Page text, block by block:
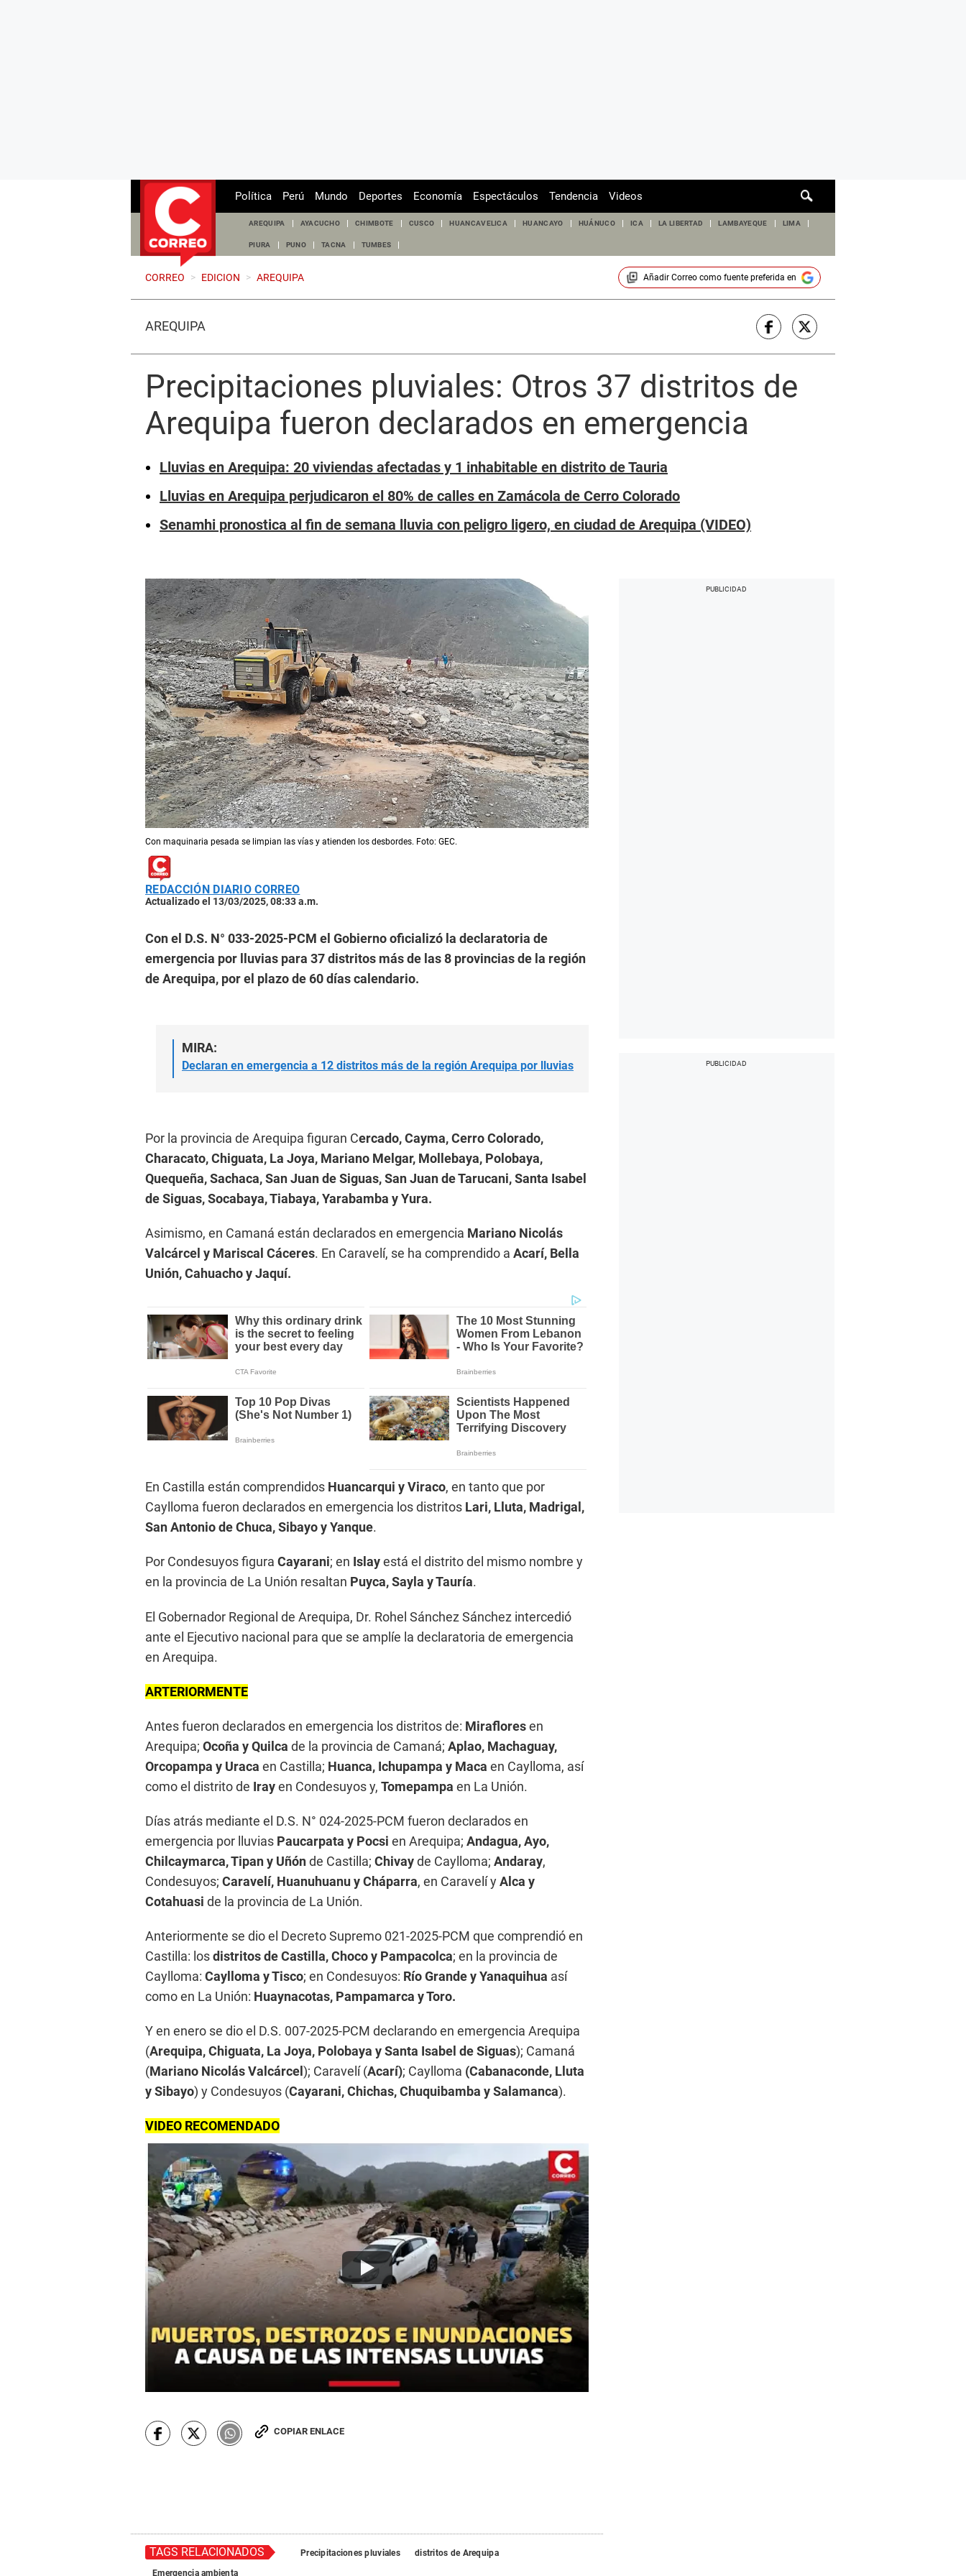
de
Política Perú Mundo Deportes Economía Espectáculos Tendencia Videos
AREQUIPA AYACUCHO CHIMBOTE CUSCO HUANCAVELICA HUANCAYO HUÁNUCO ICA LA LIBERTAD LAMBAYEQUE LIMA
PIURA PUNO TACNA TUMBES
CORREO > EDICION > AREQUIPA Añadir Correocomo fuente preferida en
AREQUIPA
Precipitaciones pluviales: Otros 37 distritos de
Arequipa fueron declarados en emergencia
Lluvias en Arequipa: 20 viviendas afectadas y 1 inhabitable en distrito de Tauria
Lluvias en Arequipa perjudicaron el 80% de calles en Zamácola de Cerro Colorado
Senamhi pronostica al fin de semana lluvia con peligro ligero, en ciudad de Arequipa (VIDEO)
Con maquinaria pesada se limpian las vías y atienden los desbordes. Foto: GEC.
REDACCIÓN DIARIO CORREO
Actualizado el 13/03/2025, 08:33 a.m.
Con el D.S. N° 033-2025-PCM el Gobierno oficializó la declaratoria de
emergencia por lluvias para 37 distritos más de las 8 provincias de la región
de Arequipa, por el plazo de 60 días calendario.
MIRA:
Declaran en emergencia a 12 distritos más de la región Arequipa por lluvias
Por la provincia de Arequipa figuran Cercado, Cayma, Cerro Colorado,
Characato, Chiguata, La Joya, Mariano Melgar, Mollebaya, Polobaya,
Quequeña, Sachaca, San Juan de Siguas, San Juan de Tarucani, Santa Isabel
de Siguas, Socabaya, Tiabaya, Yarabamba y Yura.
Asimismo, en Camaná están declarados en emergencia Mariano Nicolás
Valcárcel y Mariscal Cáceres. En Caravelí, se ha comprendido a Acarí, Bella
Unión, Cahuacho y Jaquí.
En Castilla están comprendidos Huancarqui y Viraco, en tanto que por
Caylloma fueron declarados en emergencia los distritos Lari, Lluta, Madrigal,
San Antonio de Chuca, Sibayo y Yanque.
Por Condesuyos figura Cayarani; en Islayestá el distrito del mismo nombre y
en la provincia de La Unión resaltan Puyca, Sayla y Tauría.
El Gobernador Regional de Arequipa, Dr. Rohel Sánchez Sánchez intercedió
ante el Ejecutivo nacional para que se amplíe la declaratoria de emergencia
en Arequipa.
ARTERIORMENTE
Antes fueron declarados en emergencia los distritos de: Mirafloresen
Arequipa; Ocoña y Quilca de la provincia de Camaná; Aplao, Machaguay,
Orcopampa y Uraca en Castilla; Huanca, Ichupampa y Maca en Caylloma, así
como el distrito de Irayen Condesuyos y, Tomepampa en La Unión.
Días atrás mediante el D.S. N° 024-2025-PCM fueron declarados en
emergencia por lluvias Paucarpata y Pocsi en Arequipa; Andagua, Ayo,
Chilcaymarca, Tipan y Uñónde Castilla; Chivayde Caylloma; Andaray,
Condesuyos; Caravelí, Huanuhuanu y Cháparra, en Caravelí yAlca y
Cotahuasi de la provincia de La Unión.
Anteriormente se dio el Decreto Supremo 021-2025-PCM que comprendió en
Castilla: losdistritos de Castilla, Choco y Pampacolca; en la provincia de
Caylloma: Caylloma y Tisco; en Condesuyos: Río Grande y Yanaquihua así
como en La Unión: Huaynacotas, Pampamarca y Toro.
Y en enero se dio el D.S. 007-2025-PCM declarando en emergencia Arequipa
(Arequipa, Chiguata, La Joya, Polobaya y Santa Isabel de Siguas); Camaná
(Mariano Nicolás Valcárcel); Caravelí (Acarí); Caylloma (Cabanaconde, Lluta
y Sibayo) y Condesuyos (Cayarani, Chichas, Chuquibamba y Salamanca).
VIDEO RECOMENDADO
COPIAR ENLACE
TAGS RELACIONADOS Precipitaciones pluviales
distritos de Arequipa
Emergencia ambienta